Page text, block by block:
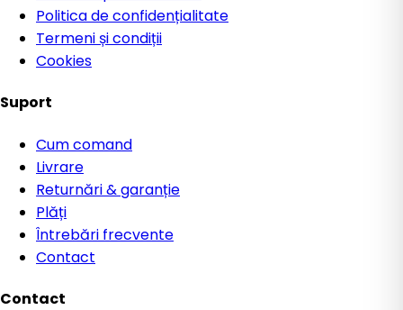
Politica de confidențialitate
Termeni și condiții
Cookies
Suport
Cum comand
Livrare
Returnări & garanție
Plăți
Întrebări frecvente
Contact
Contact